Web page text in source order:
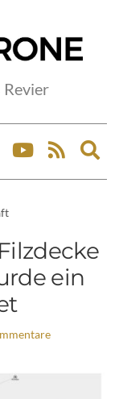
Revier
ein